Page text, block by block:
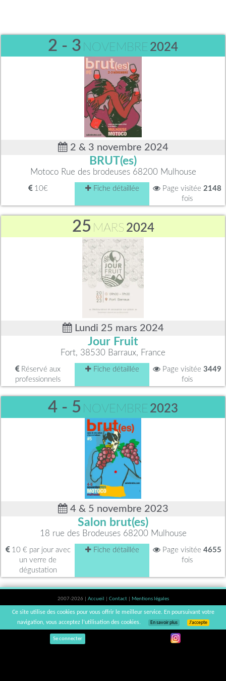
2 - 3 NOVEMBRE 2024
2 & 3 novembre 2024
BRUT(es)
Motoco Rue des brodeuses 68200 Mulhouse
10€ Fiche détaillée Page visitée 2148
fois
25 MARS 2024
Lundi 25 mars 2024
Jour Fruit
Fort, 38530 Barraux, France
Réservé aux
professionnels
Fiche détaillée Page visitée 3449
fois
4 - 5 NOVEMBRE 2023
4 & 5 novembre 2023
Salon brut(es)
18 rue des Brodeuses 68200 Mulhouse
10 € par jour avec
un verre de
dégustation
Fiche détaillée Page visitée 4655
fois
2007-2026 | Accueil Contact
Mentions légales
L'abus d'alcool est dangereux pour la santé, à consommer avec modération. |
vinsnaturels | v3.12
Se connecter
Ce site utilise des cookies pour vous offrir le meilleur service. En poursuivant votre
navigation, vous acceptez l’utilisation des cookies.
En savoir plus J’accepte